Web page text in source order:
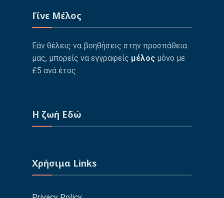
Γίνε Μέλος
Εάν θέλεις να βοηθήσεις στην προσπάθεια
μας, μπορείς να εγγραφείς μέλος μόνο με
£5 ανά έτος.
Η ζωή Εδώ
Χρήσιμα Links